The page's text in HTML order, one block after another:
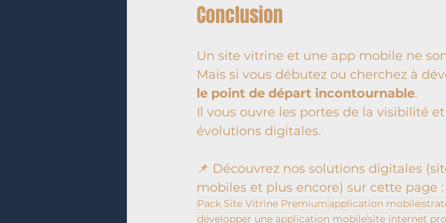
Conclusion
Un site vitrine et une app mobile ne
Mais si vous débutez ou cherchez à
le point de départ incontournable.
Il vous ouvre les portes de la visibilité
évolutions digitales.
📌 Découvrez nos solutions digitales
mobiles et plus encore) sur cette page :
Pack Site Vitrine Premium application mobile
développer une application mobilesite internet